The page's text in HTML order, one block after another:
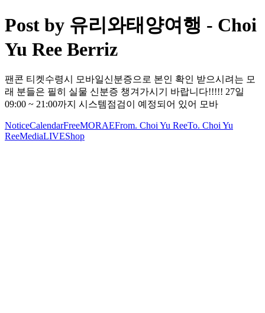
Post by 유리와태양여행 - Choi
Yu Ree Berriz
팬콘 티켓수령시 모바일신분증으로 본인 확인 받으시려는 모
래 분들은 필히 실물 신분증 챙겨가시기 바랍니다!!!!! 27일
09:00 ~ 21:00까지 시스템점검이 예정되어 있어 모바
NoticeCalendarFreeMORAEFrom. Choi Yu ReeTo. Choi Yu
ReeMediaLIVEShop